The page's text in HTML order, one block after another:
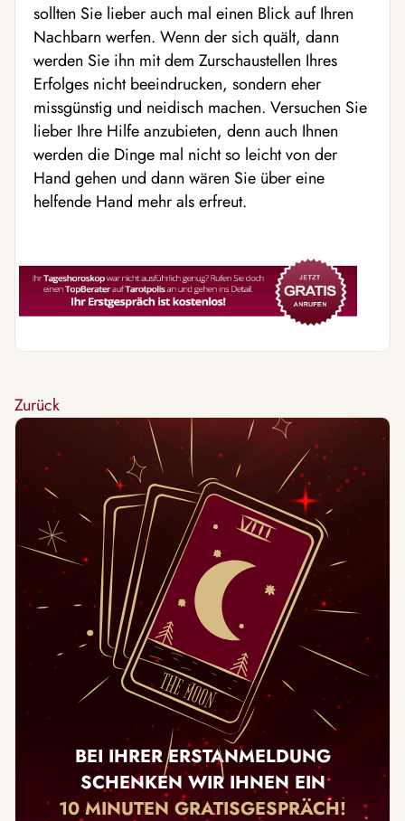
sollten Sie lieber auch mal einen Blick auf Ihren
Nachbarn werfen. Wenn der sich quält, dann
werden Sie ihn mit dem Zurschaustellen Ihres
Erfolges nicht beeindrucken, sondern eher
missgünstig und neidisch machen. Versuchen Sie
lieber Ihre Hilfe anzubieten, denn auch Ihnen
werden die Dinge mal nicht so leicht von der
Hand gehen und dann wären Sie über eine
helfende Hand mehr als erfreut.
Zurück
BEI IHRER ERSTANMELDUNG
SCHENKEN WIR IHNEN EIN
10 MINUTEN GRATISGESPRÄCH!